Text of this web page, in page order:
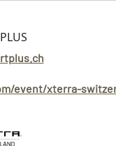
event/xterra-